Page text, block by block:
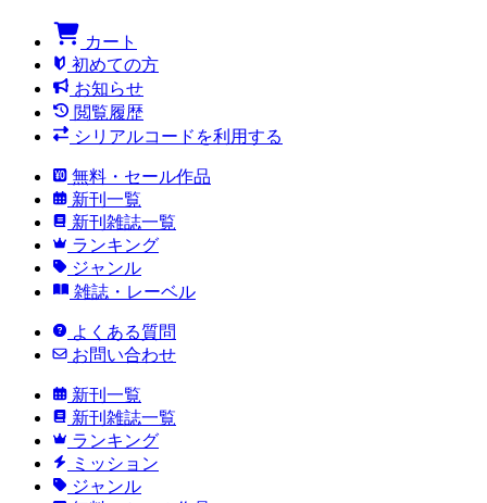
カート
初めての方
お知らせ
閲覧履歴
シリアルコードを利用する
無料・セール作品
新刊一覧
新刊雑誌一覧
ランキング
ジャンル
雑誌・レーベル
よくある質問
お問い合わせ
新刊一覧
新刊雑誌一覧
ランキング
ミッション
ジャンル